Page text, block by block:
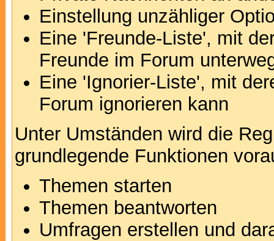
Einstellung unzähliger
Eine 'Freunde-Liste', mit
Freunde im Forum
Eine 'Ignorier-Liste', mit
Forum ignorieren kann
Unter Umständen wird die
grundlegende Funktionen
Themen starten
Themen beantworten
Umfragen erstellen und